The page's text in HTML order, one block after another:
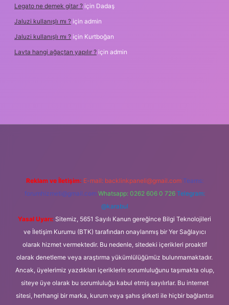
Legato ne demek gitar ? için Dadaş
Jaluzi kullanışlı mı ? için admin
Jaluzi kullanışlı mı ? için Kurtboğan
Lavta hangi ağaçtan yapılır ? için admin
Reklam ve İletişim: E-mail: backlinkpaneli@gmail.com Teams:
forumhizmeti@gmail.com Whatsapp: 0262 606 0 726 Telegram:
@karabul
Yasal Uyarı: Sitemiz, 5651 Sayılı Kanun gereğince Bilgi Teknolojileri
ve İletişim Kurumu (BTK) tarafından onaylanmış bir Yer Sağlayıcı
olarak hizmet vermektedir. Bu nedenle, sitedeki içerikleri proaktif
olarak denetleme veya araştırma yükümlülüğümüz bulunmamaktadır.
Ancak, üyelerimiz yazdıkları içeriklerin sorumluluğunu taşımakta olup,
siteye üye olarak bu sorumluluğu kabul etmiş sayılırlar. Bu internet
sitesi, herhangi bir marka, kurum veya şahıs şirketi ile hiçbir bağlantısı